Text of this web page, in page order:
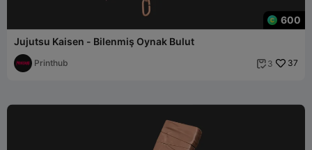
600
Jujutsu Kaisen - Bilenmiş Oynak Bulut
Printhub  3 37